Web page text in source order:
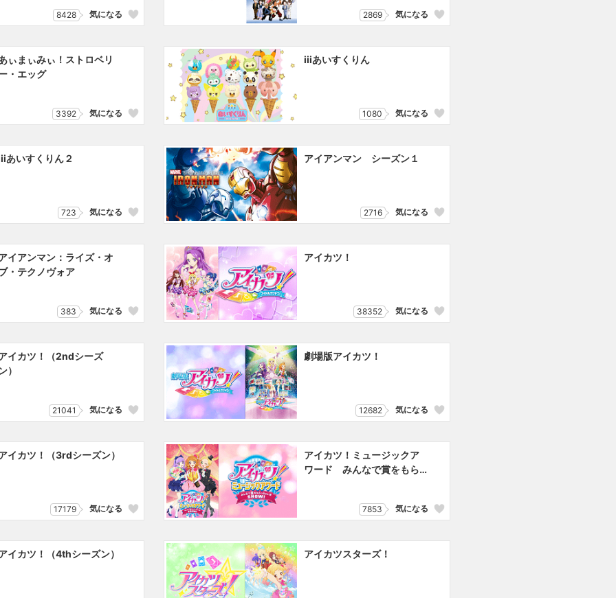
8428 気になる 2869 気になる
ぃまぃみぃ！ストロベリ
・エッグ
3392 気になる
iiiあいすくりん
1080 気になる
あいすくりん２
723 気になる
アイアンマン シーズン１
2716 気になる
イアンマン：ライズ・オ
・テクノヴォア
383 気になる
アイカツ！
38352 気になる
イカツ！（2ndシーズ
）
21041 気になる
劇場版アイカツ！
12682 気になる
イカツ！（3rdシーズン）
17179 気になる
アイカツ！ミュージックア
ワード みんなで賞をもら
7853 気になる
イカツ！（4thシーズン） アイカツスターズ！